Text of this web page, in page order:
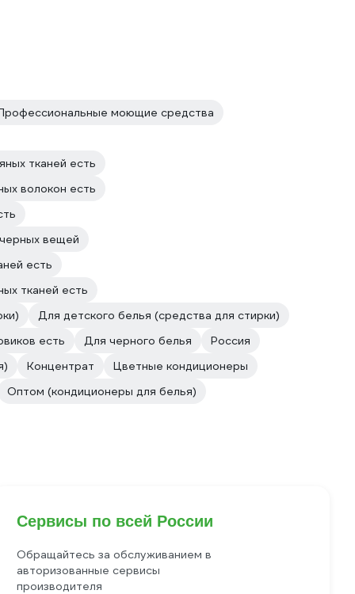
моющие средства
тканей есть
волокон есть
вещей
есть
тканей есть
Для детского белья (средства для стирки)
есть
Для черного белья
Россия
Концентрат
Цветные кондиционеры
Оптом (кондиционеры для белья)
Сервисы по всей России
Обращайтесь за обслуживанием в
авторизованные сервисы
производителя